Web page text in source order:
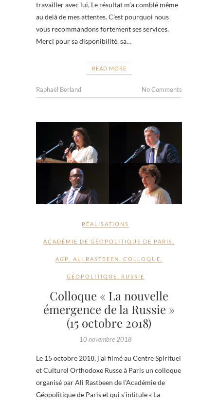
travailler avec lui, Le résultat m’a comblé même
au delà de mes attentes. C’est pourquoi nous
vous recommandons fortement ses services.
Merci pour sa disponibilité, sa…
READ MORE
Raphaël Berland No Comments
RÉALISATIONS
ACADÉMIE DE GÉOPOLITIQUE DE PARIS
AGP ALI RASTBEEN COLLOQUE
GÉOPOLITIQUE RUSSIE
Colloque « La nouvelle
émergence de la Russie »
(15 octobre 2018)
10 novembre 2018
Le 15 octobre 2018, j’ai filmé au Centre Spirituel
et Culturel Orthodoxe Russe à Paris un colloque
organisé par Ali Rastbeen de l’Académie de
Géopolitique de Paris et qui s’intitule « La